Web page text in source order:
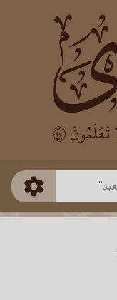
طريقة البحث
ذكي